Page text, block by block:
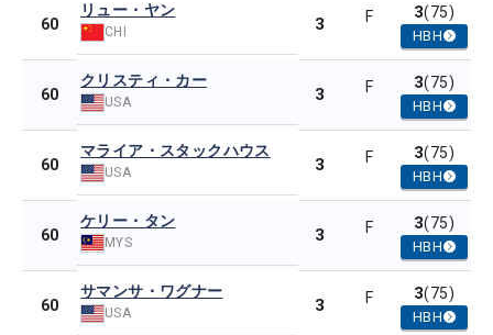
60
リュー・ヤン
CHI 3 F 3(75)
HBH
60
クリスティ・カー
USA 3 F 3(75)
HBH
60
マライア・スタックハウス
USA 3 F 3(75)
HBH
60
ケリー・タン
MYS 3 F 3(75)
HBH
60
サマンサ・ワグナー
USA 3 F 3(75)
HBH